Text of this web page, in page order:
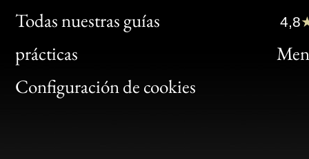
Todas nuestras guías
prácticas
Configuración de cookies
Clic
Bon
4,8